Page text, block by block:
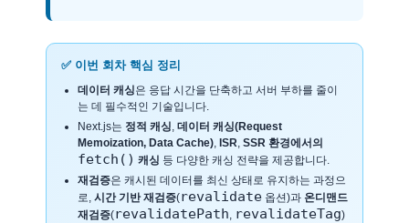
✅ 이번 회차 핵심 정리
데이터 캐싱은 응답 시간을 단축하고 서버 부하를 줄이
는 데 필수적인 기술입니다.
Next.js는 정적 캐싱 데이터 캐싱(Request
Memoization, Data Cache) ISR SSR 환경에서의
fetch() 캐싱 등 다양한 캐싱 전략을 제공합니다.
재검증은 캐시된 데이터를 최신 상태로 유지하는 과정으
로, 시간 기반 재검증(revalidate 옵션)과 온디맨드
재검증(revalidatePath revalidateTag)